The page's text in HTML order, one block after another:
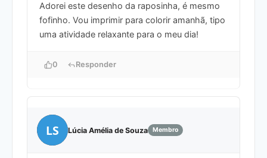
Adorei este desenho da raposinha, é mesmo
fofinho. Vou imprimir para colorir amanhã, tipo
uma atividade relaxante para o meu dia!
0 Responder
LS Lúcia Amélia de Souza Membro